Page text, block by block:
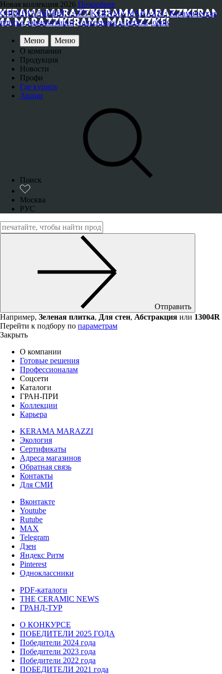
Новая коллекция 2026 Подробнее
ОФИЦИАЛЬНЫЙ САЙТ KERAMA MARAZZI | Керамическая
плитка, керамогранит, сантехника и мебель, обои
Меню
Меню
О компании
Продукция
Новости
Профи
Где купить
Акции
Поиск
Москва
РУС
Отправить
Например, Зеленая плитка, Для стен, Абстракция или 13004R
Перейти к подбору по параметрам
Закрыть
О компании
Готовые решения
Профессионалам
Соцсети
Каталоги
ГРАН-ПРИ
Коллекции
Карьера
KERAMA MARAZZI
Экология
Сертификаты
Адреса магазинов
Обратная связь
Контакты
Для СМИ
Вконтакте
Youtube
Rutube
MAX
Telegram
Дзен
Яндекс Ритм
Pinterest
Одноклассники
PDF-каталоги
THE CERAMIC NEWS
ГРАНД-ТУР
О КОНКУРСЕ
ПОБЕДИТЕЛИ 2025 ГОДА
Победители 2024 года
Победители 2023 года
Победители 2022 года
ПОБЕДИТЕЛИ 2021 года